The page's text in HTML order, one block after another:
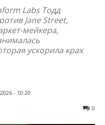
Labs Тодд
Jane Street,
мейкера,
ускорила крах
- 10:20
0